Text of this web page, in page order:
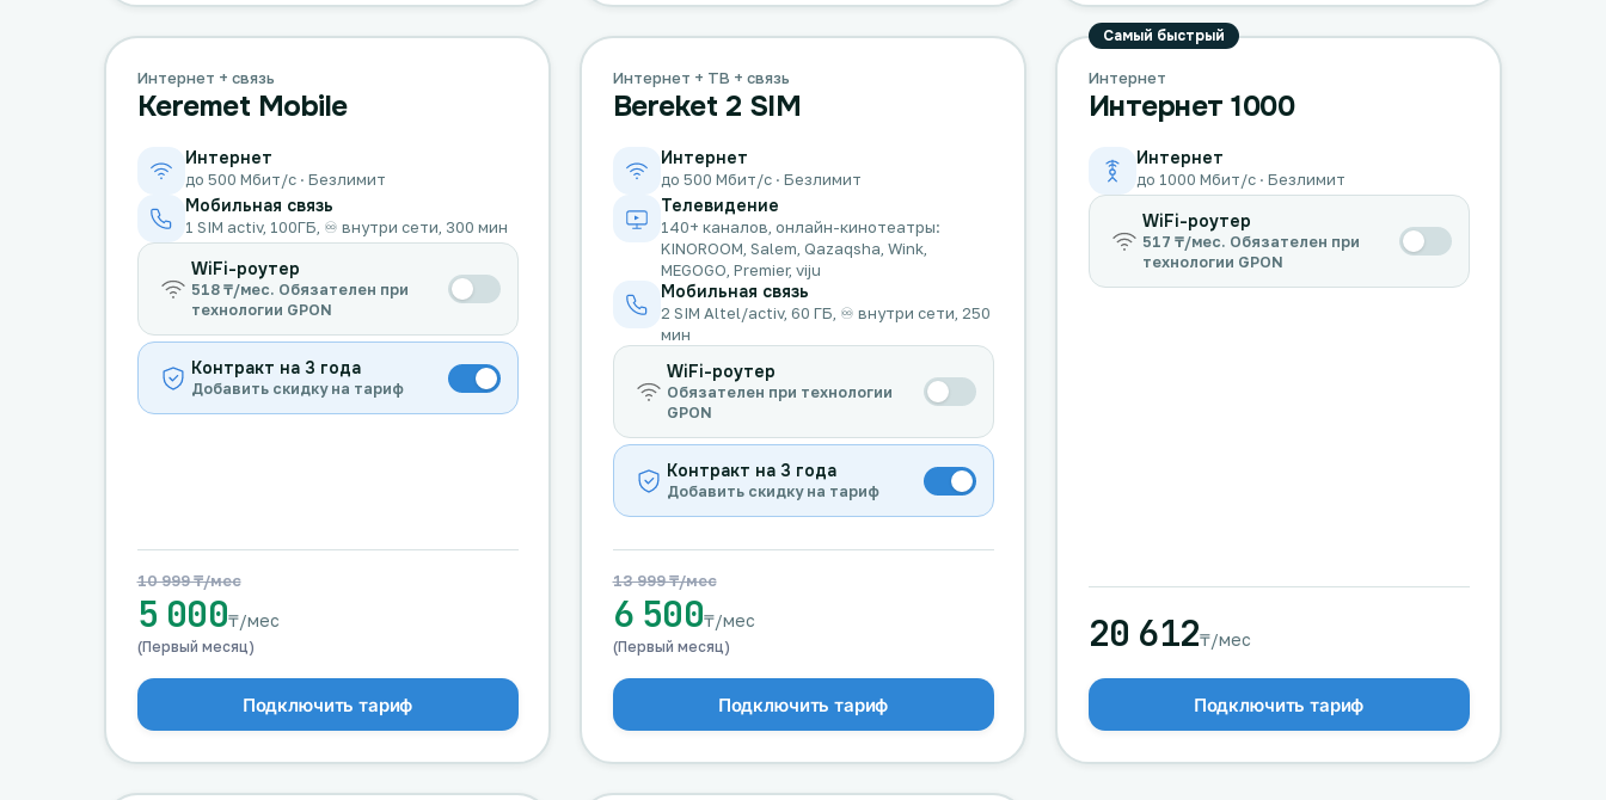
Интернет + связь
Keremet Mobile
Интернет
до 500 Мбит/с · Безлимит
Мобильная связь
1 SIM activ, 100ГБ, ♾️ внутри сети, 300 мин
WiFi-роутер
518 ₸/мес. Обязателен при
технологии GPON
Контракт на 3 года
Добавить скидку на тариф
10 999 ₸/мес
5 000₸/мес
(Первый месяц)
Подключить тариф
Интернет + ТВ + связь
Bereket 2 SIM
Интернет
до 500 Мбит/с · Безлимит
Телевидение
140+ каналов, онлайн-кинотеатры:
KINOROOM, Salem, Qazaqsha, Wink,
MEGOGO, Premier, viju
Мобильная связь
2 SIM Altel/activ, 60 ГБ, ♾️ внутри сети, 250
мин
WiFi-роутер
Обязателен при технологии
GPON
Контракт на 3 года
Добавить скидку на тариф
13 999 ₸/мес
6 500₸/мес
(Первый месяц)
Подключить тариф
Самый быстрый
Интернет
Интернет 1000
Интернет
до 1000 Мбит/с · Безлимит
WiFi-роутер
517 ₸/мес. Обязателен при
технологии GPON
20 612₸/мес
Подключить тариф